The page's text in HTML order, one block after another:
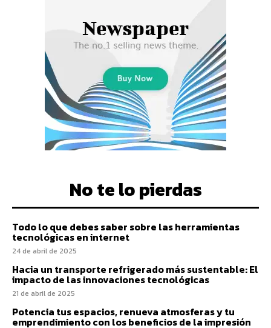
No te lo pierdas
Todo lo que debes saber sobre las herramientas
tecnológicas en internet
24 de abril de 2025
Hacia un transporte refrigerado más sustentable: El
impacto de las innovaciones tecnológicas
21 de abril de 2025
Potencia tus espacios, renueva atmosferas y tu
emprendimiento con los beneficios de la impresión